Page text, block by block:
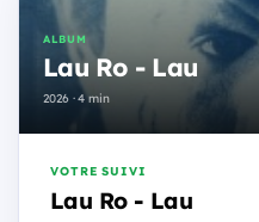
ALBUM
Lau Ro - Lau
2026 · 4 min
VOTRE SUIVI
Lau Ro - Lau